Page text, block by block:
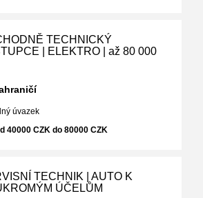
TECHNICKÝ
| ELEKTRO | až 80 000
úvazek
40000 CZK do 80000 CZK
TECHNIK | AUTO K
ÚČELŮM